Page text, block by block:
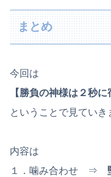
まとめ
今回は
【勝負の神様は２秒に
ということで見ていき
内容は
１．噛み合わせ ⇒